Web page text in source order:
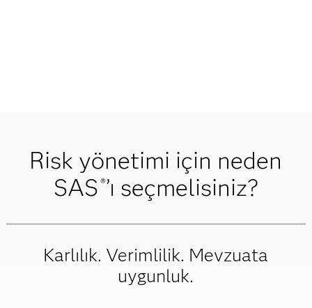
Risk yönetimi için neden
SAS ®’ı seçmelisiniz?
Karlılık. Verimlilik. Mevzuata
uygunluk.